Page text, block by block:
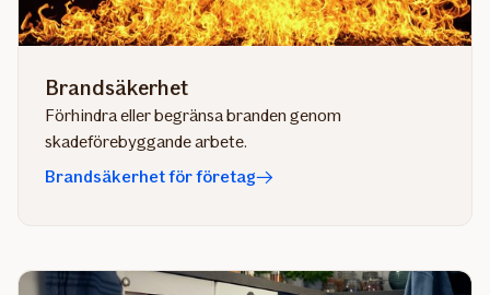
Brandsäkerhet
Förhindra eller begränsa branden genom
skadeförebyggande arbete.
Brandsäkerhet för företag